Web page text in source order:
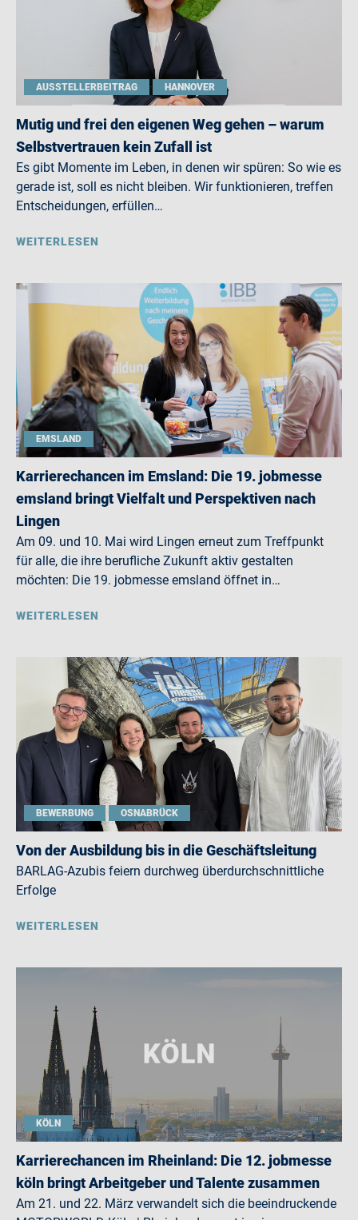
AUSSTELLERBEITRAG HANNOVER
Mutig und frei den eigenen Weg gehen – warum
Selbstvertrauen kein Zufall ist
Es gibt Momente im Leben, in denen wir spüren: So wie es
gerade ist, soll es nicht bleiben. Wir funktionieren, treffen
Entscheidungen, erfüllen…
WEITERLESEN
EMSLAND
Karrierechancen im Emsland: Die 19. jobmesse
emsland bringt Vielfalt und Perspektiven nach
Lingen
Am 09. und 10. Mai wird Lingen erneut zum Treffpunkt
für alle, die ihre berufliche Zukunft aktiv gestalten
möchten: Die 19. jobmesse emsland öffnet in…
WEITERLESEN
BEWERBUNG OSNABRÜCK
Von der Ausbildung bis in die Geschäftsleitung
BARLAG-Azubis feiern durchweg überdurchschnittliche
Erfolge
WEITERLESEN
KÖLN
Karrierechancen im Rheinland: Die 12. jobmesse
köln bringt Arbeitgeber und Talente zusammen
Am 21. und 22. März verwandelt sich die beeindruckende